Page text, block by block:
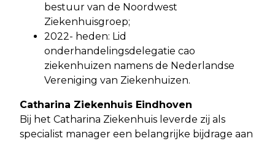
bestuur van de Noordwest
Ziekenhuisgroep;
2022- heden: Lid
onderhandelingsdelegatie cao
ziekenhuizen namens de Nederlandse
Vereniging van Ziekenhuizen.
Catharina Ziekenhuis Eindhoven
Bij het Catharina Ziekenhuis leverde zij als
specialist manager een belangrijke bijdrage aan